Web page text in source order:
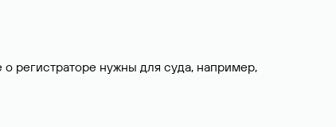
регистраторе нужны для суда, например,